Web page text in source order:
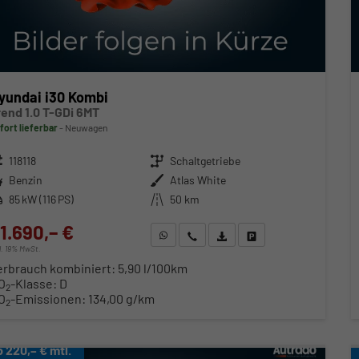
i30 Kombi
1.0 T-GDi 6MT
lieferbar Neuwagen
118118 Getriebe Schaltgetriebe
Benzin Außenfarbe Atlas White
85 kW (116 PS) Kilometerstand 50 km
€
19% MwSt.
WhatsApp anfragen
Wir rufen Sie anFahrzeugexposé (PDF)
kombiniert: 5,90 l/100km
2-Klasse: D
2-Emissionen: 134,00 g/km
220,– € mtl.